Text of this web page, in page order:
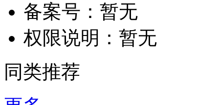
备案号： 暂无
权限说明： 暂无
同类推荐